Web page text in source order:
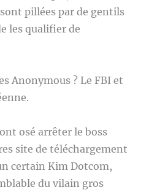
pillées par de gentils
les qualifier de
Anonymous ? Le FBI et
osé arrêter le boss
site de téléchargement
certain Kim Dotcom,
du vilain gros